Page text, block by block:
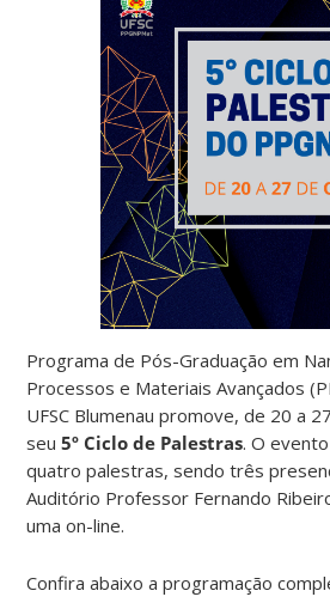
Programa de Pós-Graduação em
Processos e Materiais Avançados
UFSC Blumenau promove, de 20 a
seu5º Ciclo de Palestras. O
quatro palestras, sendo três
Auditório Professor Fernando
uma on-line.
Confira abaixo a programação